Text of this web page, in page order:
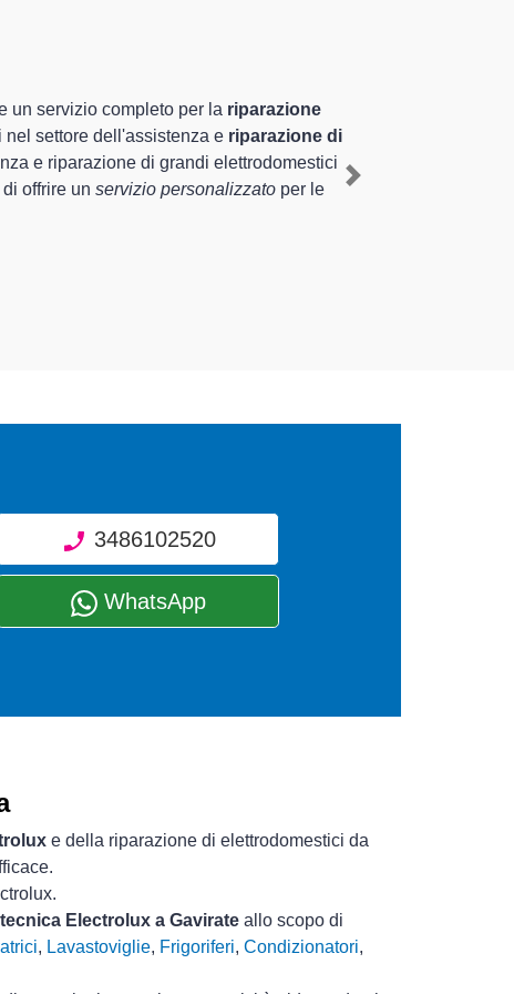
nel territorio di Gavirate e provincia per
Gavirate, mediante il ripristino rapido del corretto
di diverse tipologie sugli elettrodomestici da
Next
3486102520
WhatsApp
e della riparazione di elettrodomestici da
Electrolux a Gavirate allo scopo di
, Lavastoviglie, Frigoriferi, Condizionatori,